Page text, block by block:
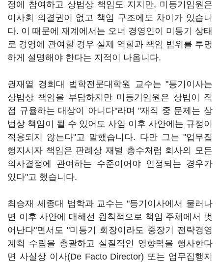
정에 참여하고 상법상 책임도 지지만, 미등기임원은
이사회 의결권이 없고 책임 구조에도 차이가 있습니
다. 이 때문에 재계에서는 오너 경영인이 미등기 상태
로 경영에 관여할 경우 실제 역할과 책임 범위를 투명
하게 설명해야 한다는 지적이 나옵니다.
권재열 경희대 법학전문대학원 교수는 "등기이사는
상법상 책임을 부담하지만 미등기임원은 상법이 직
접 규율하는 대상이 아니다"라며 "재직 중 문제는 상
법상 책임이 될 수 있어도 사임 이후 사안에는 규정이
적용되지 않는다"고 말했습니다. 다만 그는 "업무집
행지시자 책임은 판례상 재벌 총수처럼 회사의 모든
의사결정에 관여하는 수준이어야 인정되는 경우가
있다"고 했습니다.
최승재 세종대 법학과 교수는 "등기이사에서 물러나
면 이후 사안에 대해선 원칙적으로 책임 주체에서 벗
어난다"면서도 "미등기 회장이라도 중장기 전략경영
계획 수립을 총괄하고 실질적인 영향력을 행사한다
면 사실상 이사(De Facto Director) 또는 업무집행지